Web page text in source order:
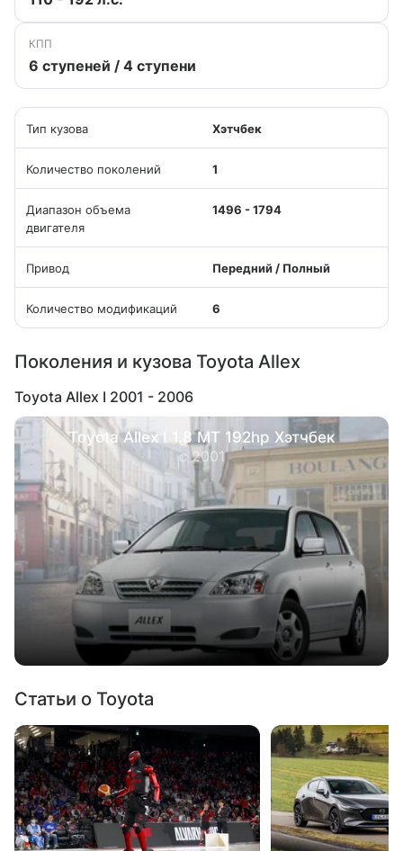
КПП
6 ступеней / 4 ступени
Тип кузова Хэтчбек
Количество поколений 1
Диапазон объема
двигателя
1496 - 1794
Привод Передний / Полный
Количество модификаций 6
Поколения и кузова Toyota Allex
Toyota Allex I 2001 - 2006
Toyota Allex I 1.8 MT 192hp Хэтчбек
с 2001
Статьи о Toyota